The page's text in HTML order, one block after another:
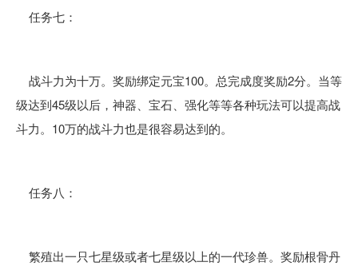
任务七：
战斗力为十万。奖励绑定元宝100。总完成度奖励2分。当等
级达到45级以后，神器、宝石、强化等等各种玩法可以提高战
斗力。10万的战斗力也是很容易达到的。
任务八：
繁殖出一只七星级或者七星级以上的一代珍兽。奖励根骨丹